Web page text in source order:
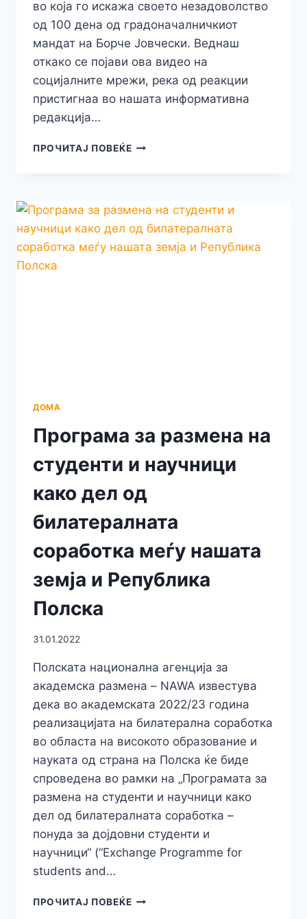
во која го искажа своето незадоволство
од 100 дена од градоначалничкиот
мандат на Борче Јовчески. Веднаш
откако се појави ова видео на
социјалните мрежи, река од реакции
пристигнаа во нашата информативна
редакција…
ПРОЧИТАЈ ПОВЕЌЕПРИЛЕПЧАНИ
ИЗЈАВАТА
НА
ПРАТЕНИКОТ
ДОМА
Програма за размена на
студенти и научници
како дел од
билатералната
соработка меѓу нашата
земја и Република
Полска
31.01.2022
Полската национална агенција за
академска размена – NAWA известува
дека во академската 2022/23 година
реализацијата на билатерална соработка
во областа на високото образование и
науката од страна на Полска ќе биде
спроведена во рамки на „Програмата за
размена на студенти и научници како
дел од билатералната соработка –
понуда за дојдовни студенти и
научници“ (“Exchange Programme for
students and…
ПРОЧИТАЈ ПОВЕЌЕПРОГРАМА